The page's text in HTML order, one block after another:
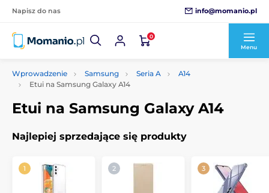
Napisz do nas info@momanio.pl
0
Menu
Wprowadzenie Samsung Seria A
A14
Etui na Samsung Galaxy A14
Etui na Samsung Galaxy A14
Najlepiej sprzedające się produkty